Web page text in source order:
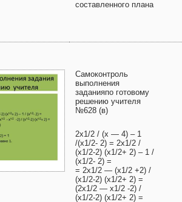
составленного плана
Самоконтроль
выполнения
заданияпо готовому
решению учителя
№628 (в)
2х1/2 / (х — 4) – 1
/(х1/2- 2) = 2х1/2 /
(х1/2-2) (х1/2+ 2) – 1 /
(х1/2- 2) =
= 2х1/2 — (х1/2 +2) /
(х1/2-2) (х1/2+ 2) =
(2х1/2 — х1/2 -2) /
(х1/2-2) (х1/2+ 2) =